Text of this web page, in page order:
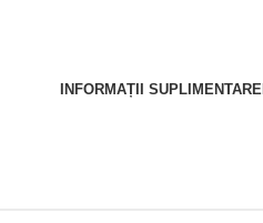
INFORMAȚII SUPLIMENTARE